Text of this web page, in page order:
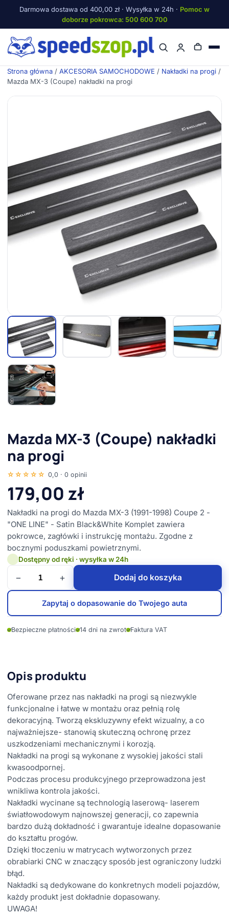
Darmowa dostawa od 400,00 zł · Wysyłka w 24h · Pomoc w
doborze pokrowca: 500 600 700
Menu
Strona główna / AKCESORIA SAMOCHODOWE / Nakładki na progi /
Mazda MX-3 (Coupe) nakładki na progi
Mazda MX-3 (Coupe) nakładki
na progi
☆☆☆☆☆ 0,0 · 0 opinii
179,00zł
Nakładki na progi do Mazda MX-3 (1991-1998) Coupe 2 -
"ONE LINE" - Satin Black&White Komplet zawiera
pokrowce, zagłówki i instrukcję montażu. Zgodne z
bocznymi poduszkami powietrznymi.
Dostępny od ręki · wysyłka w 24h
− + Dodaj do koszyka
Zapytaj o dopasowanie do Twojego auta
✓Bezpieczne płatności✓14 dni na zwrot✓Faktura VAT
Opis produktu
Oferowane przez nas nakładki na progi są niezwykle
funkcjonalne i łatwe w montażu oraz pełnią rolę
dekoracyjną. Tworzą ekskluzywny efekt wizualny, a co
najważniejsze- stanowią skuteczną ochronę przez
uszkodzeniami mechanicznymi i korozją.
Nakładki na progi są wykonane z wysokiej jakości stali
kwasoodpornej.
Podczas procesu produkcyjnego przeprowadzona jest
wnikliwa kontrola jakości.
Nakładki wycinane są technologią laserową- laserem
światłowodowym najnowszej generacji, co zapewnia
bardzo dużą dokładność i gwarantuje idealne dopasowanie
do kształtu progów.
Dzięki tłoczeniu w matrycach wytworzonych przez
obrabiarki CNC w znaczący sposób jest ograniczony ludzki
błąd.
Nakładki są dedykowane do konkretnych modeli pojazdów,
każdy produkt jest dokładnie dopasowany.
UWAGA!